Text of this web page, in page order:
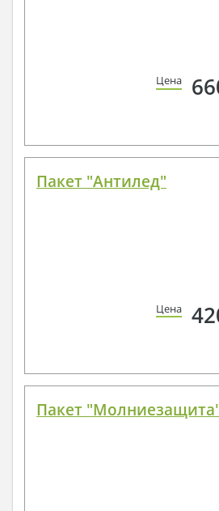
Цена
Пакет "Антилед"
Цена
Пакет